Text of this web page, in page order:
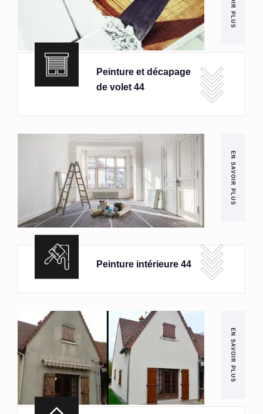
Peinture et décapage
de volet 44
EN SAVOIR PLUS
Peinture intérieure 44
EN SAVOIR PLUS